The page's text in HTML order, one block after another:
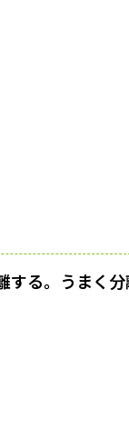
する。うまく